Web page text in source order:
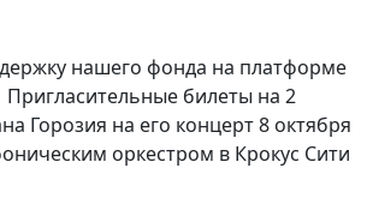
нашего фонда на платформе
билеты на 2
Горозия на его концерт 8 октября
оркестром в Крокус Сити